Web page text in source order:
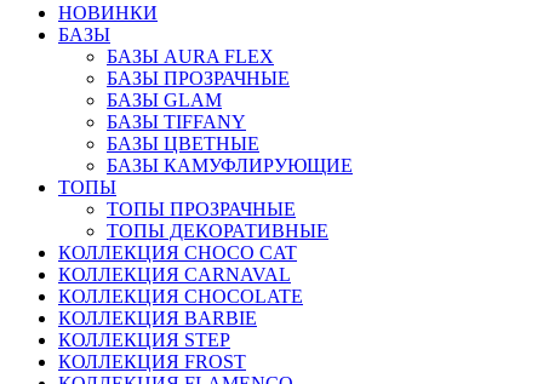
НОВИНКИ
БАЗЫ
БАЗЫ AURA FLEX
БАЗЫ ПРОЗРАЧНЫЕ
БАЗЫ GLAM
БАЗЫ TIFFANY
БАЗЫ ЦВЕТНЫЕ
БАЗЫ КАМУФЛИРУЮЩИЕ
ТОПЫ
ТОПЫ ПРОЗРАЧНЫЕ
ТОПЫ ДЕКОРАТИВНЫЕ
КОЛЛЕКЦИЯ CHOCO CAT
КОЛЛЕКЦИЯ CARNAVAL
КОЛЛЕКЦИЯ CHOCOLATE
КОЛЛЕКЦИЯ BARBIE
КОЛЛЕКЦИЯ STEP
КОЛЛЕКЦИЯ FROST